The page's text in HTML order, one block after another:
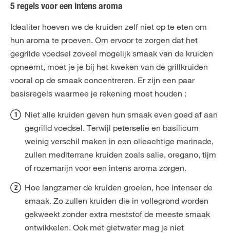
5 regels voor een intens aroma
Idealiter hoeven we de kruiden zelf niet op te eten om
hun aroma te proeven. Om ervoor te zorgen dat het
gegrilde voedsel zoveel mogelijk smaak van de kruiden
opneemt, moet je je bij het kweken van de grillkruiden
vooral op de smaak concentreren. Er zijn een paar
basisregels waarmee je rekening moet houden :
Niet alle kruiden geven hun smaak even goed af aan
gegrilld voedsel. Terwijl peterselie en basilicum
weinig verschil maken in een olieachtige marinade,
zullen mediterrane kruiden zoals salie, oregano, tijm
of rozemarijn voor een intens aroma zorgen.
Hoe langzamer de kruiden groeien, hoe intenser de
smaak. Zo zullen kruiden die in vollegrond worden
gekweekt zonder extra meststof de meeste smaak
ontwikkelen. Ook met gietwater mag je niet